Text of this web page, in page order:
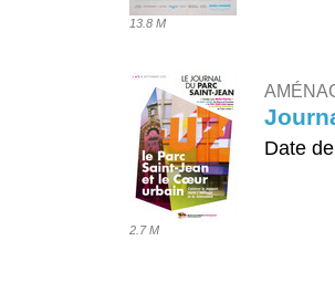
13.8 M
2.7 M
Date